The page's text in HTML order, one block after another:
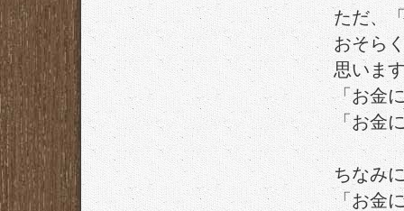
ただ、
おそら
思いま
「お金
「お金
ちなみ
「お金